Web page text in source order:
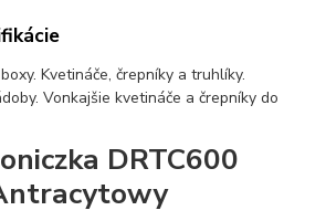
Kvetináče, črepníky a truhlíky.
Vonkajšie kvetináče a črepníky do
DRTC600